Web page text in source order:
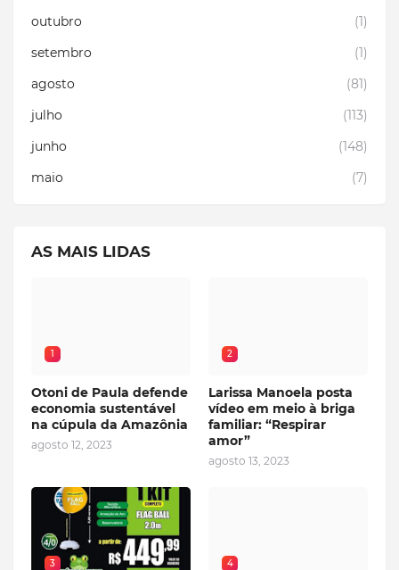
outubro
(1)
setembro
(1)
agosto
(81)
julho
(113)
junho
(148)
maio
(7)
AS MAIS LIDAS
1
Otoni de Paula defende
economia sustentável
na cúpula da Amazônia
agosto 12, 2023
2
Larissa Manoela posta
vídeo em meio à briga
familiar: “Respirar
amor”
agosto 13, 2023
3 4